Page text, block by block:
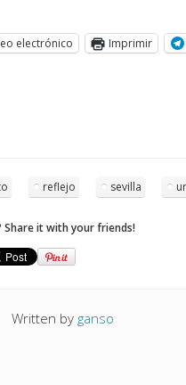
electrónico
Imprimir
reflejo sevilla
Share it with your friends!
Written by ganso